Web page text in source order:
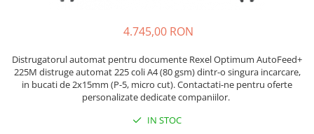
Markere diverse
Carioci si creioane colorate
Rezerve instrumente scris
Tavite documente si suporturi
4.745,00 RON
Distrugatorul automat pentru documente Rexel Optimum AutoFeed+
225M distruge automat 225 coli A4 (80 gsm) dintr-o singura incarcare,
in bucati de 2x15mm (P-5, micro cut). Contactati-ne pentru oferte
personalizate dedicate companiilor.
IN STOC